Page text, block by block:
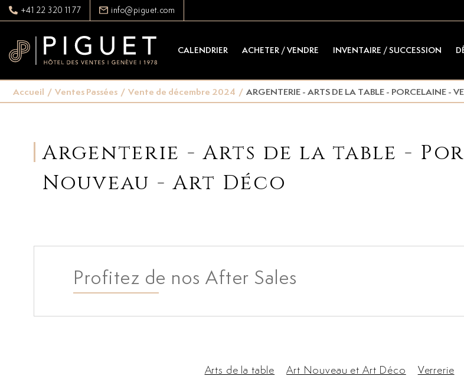
+41 22 320 11 77 info@piguet.com
CALENDRIER ACHETER / VENDRE INVENTAIRE / SUCCESSION
Accueil / Ventes Passées / Vente de décembre 2024 / ARGENTERIE - ARTS DE LA TABLE - PORCELAINE -
Argenterie - Arts de la table -
Nouveau - Art Déco
Profitez de nos After Sales
Arts de la table Art Nouveau et Art Déco Verrerie